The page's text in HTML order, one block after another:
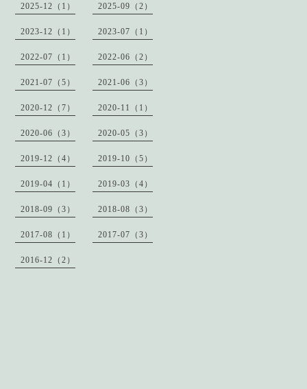
2025-12（1） 2025-09（2）
2023-12（1） 2023-07（1）
2022-07（1） 2022-06（2）
2021-07（5） 2021-06（3）
2020-12（7） 2020-11（1）
2020-06（3） 2020-05（3）
2019-12（4） 2019-10（5）
2019-04（1） 2019-03（4）
2018-09（3） 2018-08（3）
2017-08（1） 2017-07（3）
2016-12（2）